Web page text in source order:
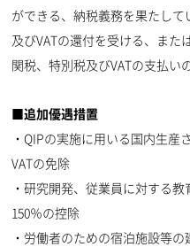
ができる、納税義務を果たし
及びVATの還付を受ける、また
関税、特別税及びVATの支払い
■追加優遇措置
・QIPの実施に用いる国内生産
VATの免除
・研究開発、従業員に対する
150％の控除
・労働者のための宿泊施設等